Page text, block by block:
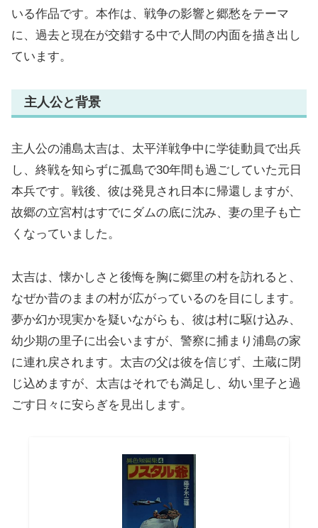
いる作品です。本作は、戦争の影響と郷愁をテーマ
に、過去と現在が交錯する中で人間の内面を描き出し
ています。
主人公と背景
主人公の浦島太吉は、太平洋戦争中に学徒動員で出兵
し、終戦を知らずに孤島で30年間も過ごしていた元日
本兵です。戦後、彼は発見され日本に帰還しますが、
故郷の立宮村はすでにダムの底に沈み、妻の里子も亡
くなっていました。
太吉は、懐かしさと後悔を胸に郷里の村を訪れると、
なぜか昔のままの村が広がっているのを目にします。
夢か幻か現実かを疑いながらも、彼は村に駆け込み、
幼少期の里子に出会いますが、警察に捕まり浦島の家
に連れ戻されます。太吉の父は彼を信じず、土蔵に閉
じ込めますが、太吉はそれでも満足し、幼い里子と過
ごす日々に安らぎを見出します。